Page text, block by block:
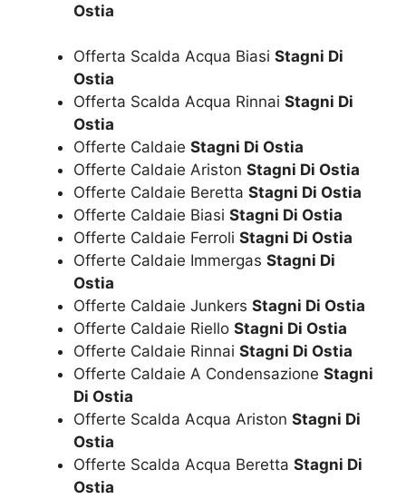
Ostia
Offerta Scalda Acqua Biasi Stagni Di
Ostia
Offerta Scalda Acqua Rinnai Stagni Di
Ostia
Offerte Caldaie Stagni Di Ostia
Offerte Caldaie Ariston Stagni Di Ostia
Offerte Caldaie Beretta Stagni Di Ostia
Offerte Caldaie Biasi Stagni Di Ostia
Offerte Caldaie Ferroli Stagni Di Ostia
Offerte Caldaie Immergas Stagni Di
Ostia
Offerte Caldaie Junkers Stagni Di Ostia
Offerte Caldaie Riello Stagni Di Ostia
Offerte Caldaie Rinnai Stagni Di Ostia
Offerte Caldaie A Condensazione Stagni
Di Ostia
Offerte Scalda Acqua Ariston Stagni Di
Ostia
Offerte Scalda Acqua Beretta Stagni Di
Ostia